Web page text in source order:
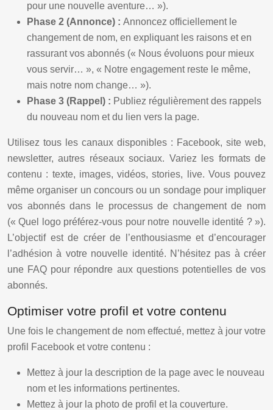
pour une nouvelle aventure… »).
Phase 2 (Annonce) : Annoncez officiellement le
changement de nom, en expliquant les raisons et en
rassurant vos abonnés (« Nous évoluons pour mieux
vous servir… », « Notre engagement reste le même,
mais notre nom change… »).
Phase 3 (Rappel) : Publiez régulièrement des rappels
du nouveau nom et du lien vers la page.
Utilisez tous les canaux disponibles : Facebook, site web,
newsletter, autres réseaux sociaux. Variez les formats de
contenu : texte, images, vidéos, stories, live. Vous pouvez
même organiser un concours ou un sondage pour impliquer
vos abonnés dans le processus de changement de nom
(« Quel logo préférez-vous pour notre nouvelle identité ? »).
L’objectif est de créer de l’enthousiasme et d’encourager
l’adhésion à votre nouvelle identité. N’hésitez pas à créer
une FAQ pour répondre aux questions potentielles de vos
abonnés.
Optimiser votre profil et votre contenu
Une fois le changement de nom effectué, mettez à jour votre
profil Facebook et votre contenu :
Mettez à jour la description de la page avec le nouveau
nom et les informations pertinentes.
Mettez à jour la photo de profil et la couverture.